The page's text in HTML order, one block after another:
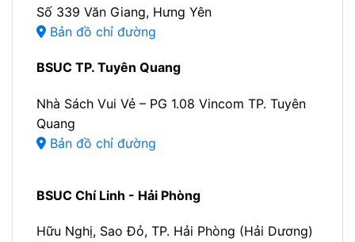
Số 339 Văn Giang, Hưng Yên
Bản đồ chỉ đường
BSUC TP. Tuyên Quang
Nhà Sách Vui Vẻ – PG 1.08 Vincom TP. Tuyên
Quang
Bản đồ chỉ đường
BSUC Chí Linh - Hải Phòng
Hữu Nghị, Sao Đỏ, TP. Hải Phòng (Hải Dương)